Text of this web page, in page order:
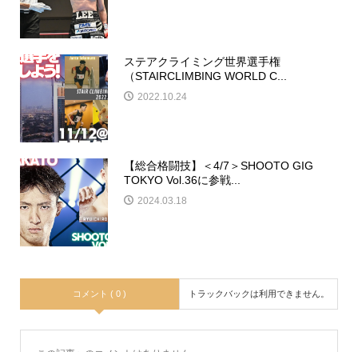
ステアクライミング世界選手権
（STAIRCLIMBING WORLD C...
2022.10.24
【総合格闘技】＜4/7＞SHOOTO GIG
TOKYO Vol.36に参戦...
2024.03.18
コメント ( 0 ) トラックバックは利用できません。